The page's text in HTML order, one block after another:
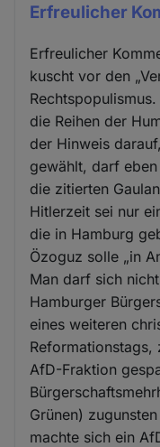
Erfreulicher
Erfreulicher
kuscht vor den
die Reihen der
der Hinweis
gewählt, darf
die zitierten
Hitlerzeit sei nur
die in Hamburg
Özoguz solle „in
Man darf sich
Hamburger
eines weiteren
Reformationstags,
AfD-Fraktion
Grünen)
machte sich ein